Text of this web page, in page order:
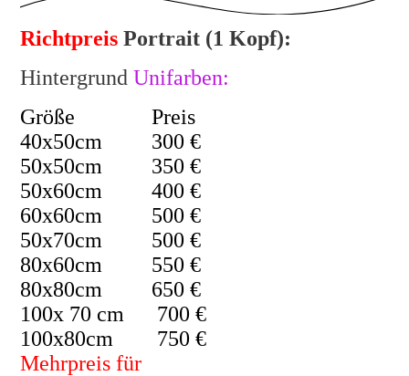
RichtpreisPortrait (1 Kopf):
Hintergrund Unifarben:
Größe Preis
40x50cm 300 €
50x50cm 350 €
50x60cm 400 €
60x60cm 500 €
50x70cm 500 €
80x60cm 550 €
80x80cm 650 €
100x 70 cm 700 €
100x80cm 750 €
Mehrpreis für